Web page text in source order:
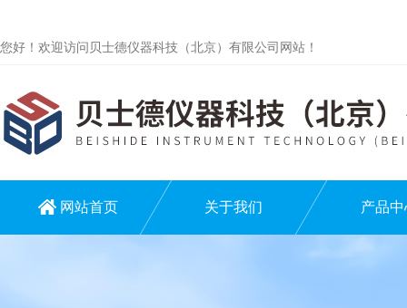
您好！欢迎访问贝士德仪器科技（北京）有限公司网站！
网站首页 关于我们 产品中